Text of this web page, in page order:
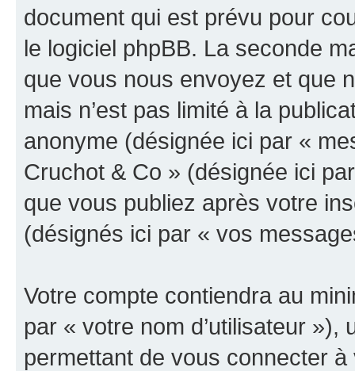
document qui est prévu pour
le logiciel phpBB. La seconde
que vous nous envoyez et que
mais n’est pas limité à la
anonyme (désignée ici par «
Cruchot & Co » (désignée ici
que vous publiez après votre
(désignés ici par « vos
Votre compte contiendra au
par « votre nom d’utilisateur
permettant de vous connecter